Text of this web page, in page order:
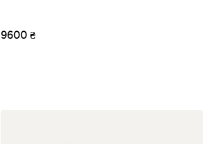
9600 ₴